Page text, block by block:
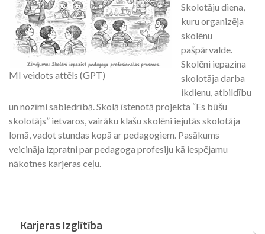
MI veidots attēls (GPT)
Skolotāju diena,
kuru organizēja
skolēnu
pašpārvalde.
Skolēni iepazina
skolotāja darba
ikdienu, atbildību
un nozīmi sabiedrībā. Skolā īstenotā projekta “Es būšu
skolotājs” ietvaros, vairāku klašu skolēni iejutās skolotāja
lomā, vadot stundas kopā ar pedagogiem. Pasākums
veicināja izpratni par pedagoga profesiju kā iespējamu
nākotnes karjeras ceļu.
Karjeras Izglītība